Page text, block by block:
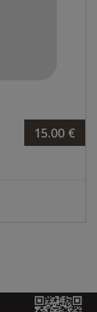
15.00 €